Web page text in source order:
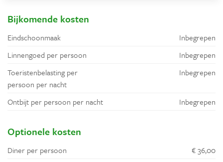
Bijkomende kosten
Eindschoonmaak
Inbegrepen
Linnengoed per persoon
Inbegrepen
Toeristenbelasting per
persoon per nacht
Inbegrepen
Ontbijt per persoon per nacht Inbegrepen
Optionele kosten
Diner per persoon € 36,00